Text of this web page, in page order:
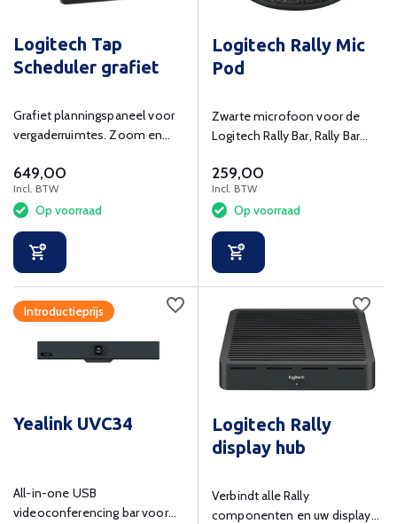
Logitech Tap
Scheduler grafiet
Grafiet planningspaneel voor
vergaderruimtes. Zoom en
gecertificeerd.
649,00
Incl. BTW
Op voorraad
Logitech Rally Mic
Pod
Zwarte microfoon voor de
Logitech Rally Bar, Rally Bar
259,00
Incl. BTW
Op voorraad
Introductieprijs
Yealink UVC34
All-in-one USB
videoconferencing bar voor
Logitech Rally
display hub
Verbindt alle Rally
componenten en uw display